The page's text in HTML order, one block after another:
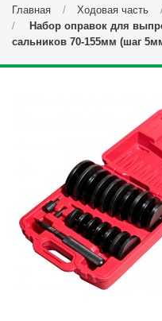
Главная Ходовая часть
Набор оправок для
сальников 70-155мм (шаг